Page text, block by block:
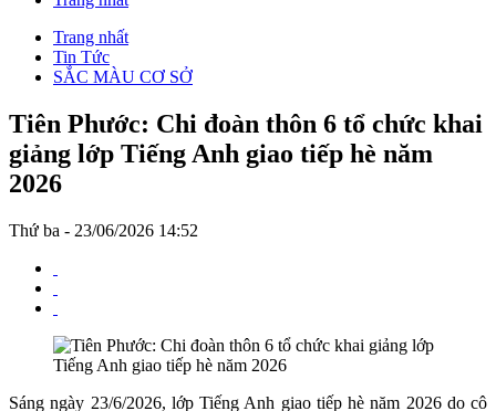
Trang nhất
Tin Tức
SẮC MÀU CƠ SỞ
Tiên Phước: Chi đoàn thôn 6 tổ chức khai
giảng lớp Tiếng Anh giao tiếp hè năm
2026
Thứ ba - 23/06/2026 14:52
Sáng ngày 23/6/2026, lớp Tiếng Anh giao tiếp hè năm 2026 do cô